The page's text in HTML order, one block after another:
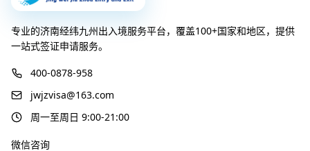
专业的济南经纬九州出入境服务平台，覆盖100+国家和地区，提供
一站式签证申请服务。
400-0878-958
jwjzvisa@163.com
周一至周日 9:00-21:00
微信咨询